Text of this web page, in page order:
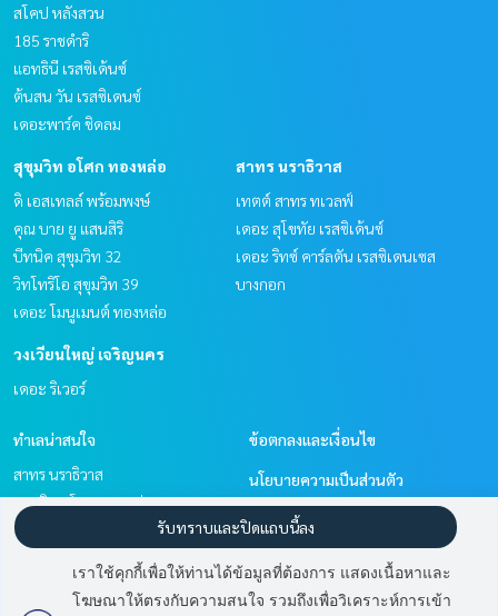
สโคป หลังสวน
185 ราชดำริ
แอทธินี เรสซิเด้นซ์
ต้นสน วัน เรสซิเดนซ์
เดอะพาร์ค ชิดลม
สุขุมวิท อโศก ทองหล่อ
ดิ เอสเทลล์ พร้อมพงษ์
คุณ บาย ยู แสนสิริ
บีทนิค สุขุมวิท 32
วิทโทริโอ สุขุมวิท 39
เดอะ โมนูเมนต์ ทองหล่อ
สาทร นราธิวาส
เทตต์ สาทร ทเวลฟ์
เดอะ สุโขทัย เรสซิเด้นซ์
เดอะ ริทซ์ คาร์ลตัน เรสซิเดนเซส
บางกอก
วงเวียนใหญ่ เจริญนคร
เดอะ ริเวอร์
ทำเลน่าสนใจ
สาทร นราธิวาส
สุขุมวิท อโศก ทองหล่อ
พัฒนาการ ศรีนครินทร์
วงเวียนใหญ่ เจริญนคร
วิทยุ ชิดลม หลังสวน
ข้อตกลงและเงื่อนไข
นโยบายความเป็นส่วนตัว
เกี่ยวกับเรา
วิธีการฝากขาย-เช่า
ติดต่อ
เราใช้คุกกี้เพื่อให้ท่านได้ข้อมูลที่ต้องการ แสดงเนื้อหาและ
โฆษณาให้ตรงกับความสนใจ รวมถึงเพื่อวิเคราะห์การเข้า
รับทราบและปิดแถบนี้ลง